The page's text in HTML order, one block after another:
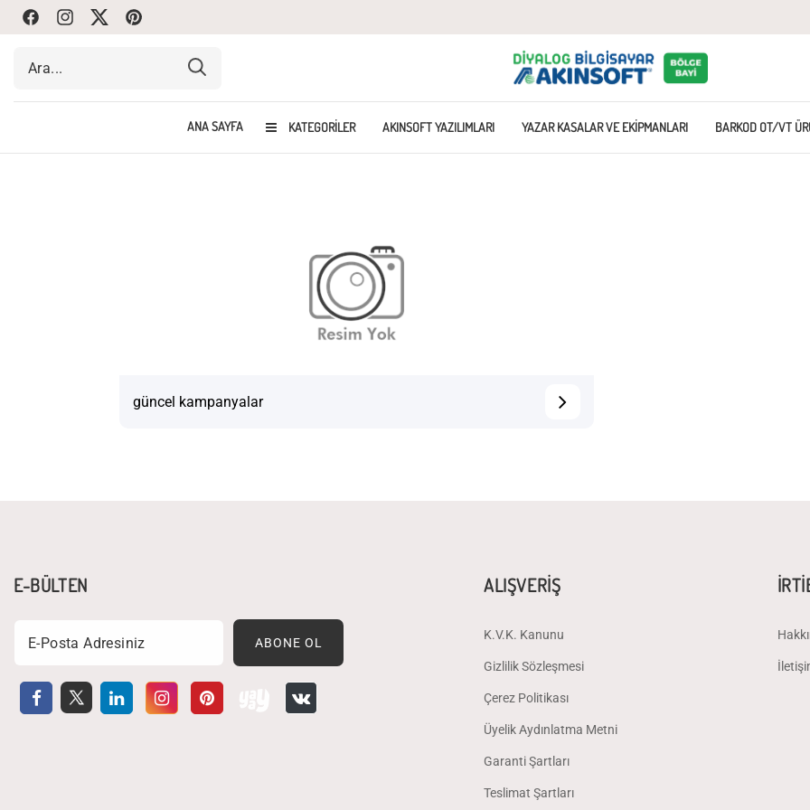
FacebookInstagram
Twitte Pinterest
ANA SAYFA KATEGORILER AKINSOFT YAZILIMLARI YAZAR KASALAR VE EKIPMANLARI BARKOD OT/VT
güncel kampanyalar
E-BÜLTEN
Email ABONE OL
ALIŞVERİŞ
K.V.K. Kanunu
Gizlilik Sözleşmesi
Çerez Politikası
Üyelik Aydınlatma Metni
Garanti Şartları
Teslimat Şartları